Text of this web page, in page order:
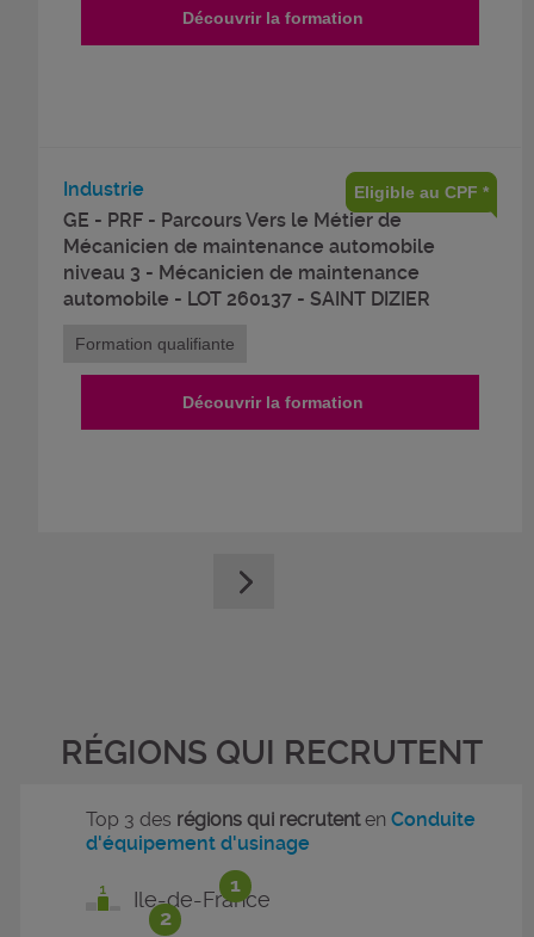
Découvrir la formation
Industrie
GE - PRF - Parcours Vers le Métier de
Mécanicien de maintenance automobile
niveau 3 - Mécanicien de maintenance
automobile - LOT 260137 - SAINT DIZIER
Eligible au CPF *
Formation qualifiante
Découvrir la formation
RÉGIONS QUI RECRUTENT
1
2
Top 3 des régions qui recrutentenConduite
d'équipement d'usinage
Ile-de-France